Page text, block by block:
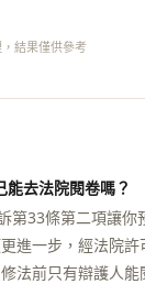
結果僅供參考
去法院閱卷嗎？
第33條第二項讓你
進一步，經法院
法前只有辯護人